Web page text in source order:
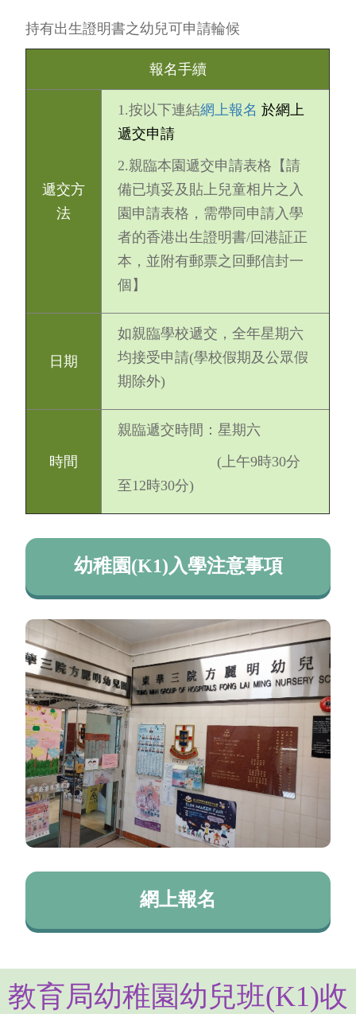
持有出生證明書之幼兒可申請輪候
報名手續
遞交方
法
1.按以下連結網上報名於網上
遞交申請
2.親臨本園遞交申請表格【請
備已填妥及貼上兒童相片之入
園申請表格，需帶同申請入學
者的香港出生證明書/回港証正
本，並附有郵票之回郵信封一
個】
日期
如親臨學校遞交，全年星期六
均接受申請(學校假期及公眾假
期除外)
時間
親臨遞交時間：星期六
(上午9時30分
至12時30分)
幼稚園(K1)入學注意事項
網上報名
教育局幼稚園幼兒班(K1)收